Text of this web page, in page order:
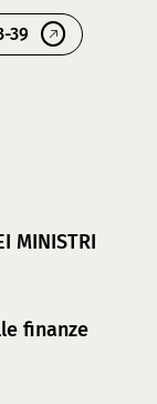
39
MINISTRI
finanze